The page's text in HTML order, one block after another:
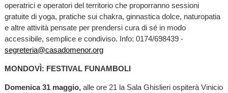
operatrici e operatori del territorio che proporranno sessioni
gratuite di yoga, pratiche sui chakra, ginnastica dolce, naturopatia
e altre attività pensate per prendersi cura di sé in modo
accessibile, semplice e condiviso. Info: 0174/698439 -
segreteria@casadomenor.org
MONDOVÌ: FESTIVAL FUNAMBOLI
Domenica 31 maggio,alle ore 21 la Sala Ghislieri ospiterà Vinicio